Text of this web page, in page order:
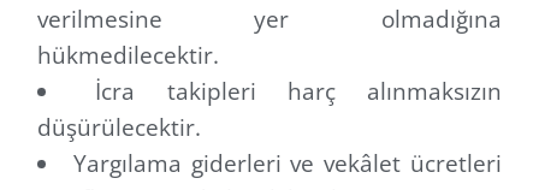
verilmesine yer olmadığına
hükmedilecektir.
İcra takipleri harç alınmaksızın
düşürülecektir.
Yargılama giderleri ve vekâlet ücretleri